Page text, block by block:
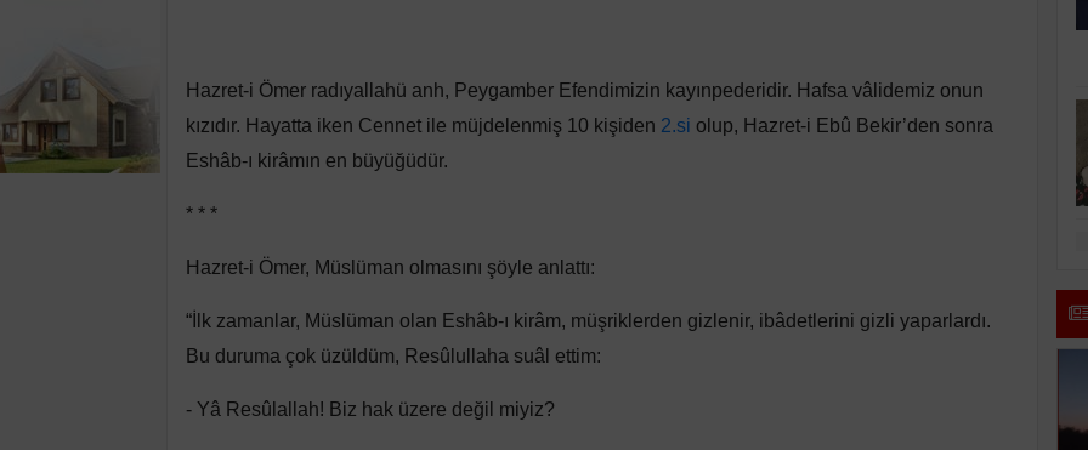
Hazret-i Ömer radıyallahü anh, Peygamber Efendimizin kayınpederidir. Hafsa vâlidemiz onun
kızıdır. Hayatta iken Cennet ile müjdelenmiş 10 kişiden 2.si olup, Hazret-i Ebû Bekir’den sonra
Eshâb-ı kirâmın en büyüğüdür.
* * *
Hazret-i Ömer, Müslüman olmasını şöyle anlattı:
“İlk zamanlar, Müslüman olan Eshâb-ı kirâm, müşriklerden gizlenir, ibâdetlerini gizli yaparlardı.
Bu duruma çok üzüldüm, Resûlullaha suâl ettim:
- Yâ Resûlallah! Biz hak üzere değil miyiz?